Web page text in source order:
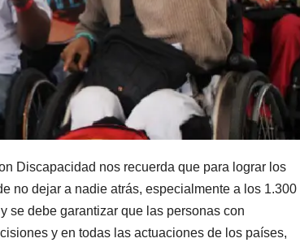
Discapacidad nos recuerda que para lograr los
no dejar a nadie atrás, especialmente a los 1.300
se debe garantizar que las personas con
y en todas las actuaciones de los países,